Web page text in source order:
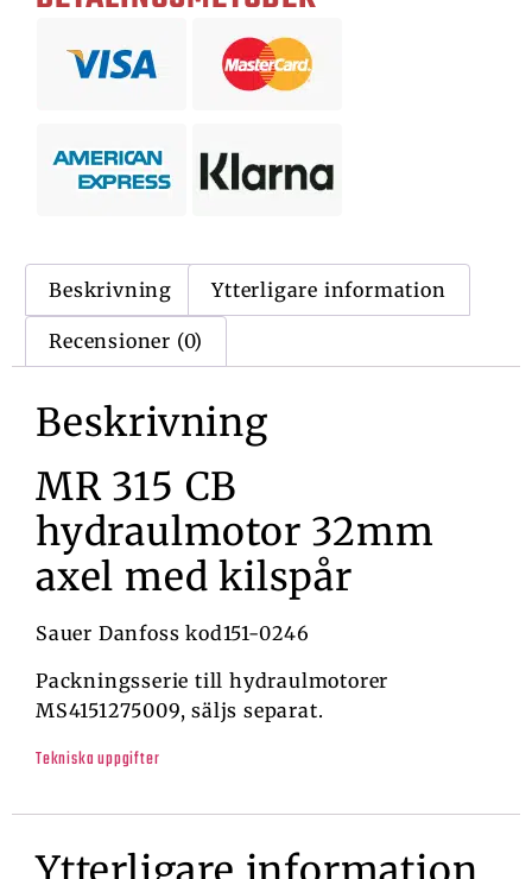
Beskrivning Ytterligare information
Recensioner (0)
Beskrivning
MR 315 CB
hydraulmotor 32mm
axel med kilspår
Sauer Danfoss kod151-0246
Packningsserie till hydraulmotorer
MS4151275009, säljs separat.
Tekniska uppgifter